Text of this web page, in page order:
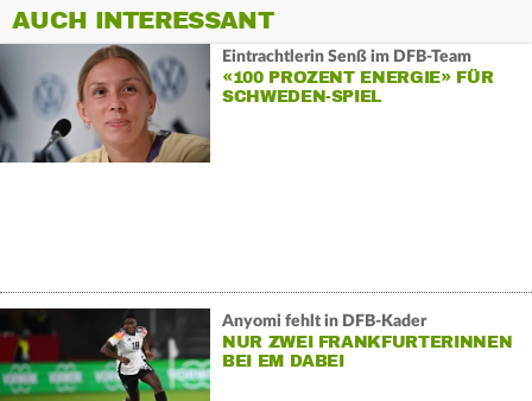
AUCH INTERESSANT
Eintrachtlerin Senß im DFB-Team
«100 PROZENT ENERGIE» FÜR
SCHWEDEN-SPIEL
Anyomi fehlt in DFB-Kader
NUR ZWEI FRANKFURTERINNEN
BEI EM DABEI